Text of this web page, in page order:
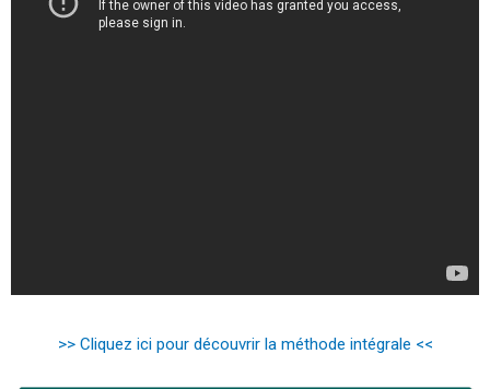
>> Cliquez ici pour découvrir la méthode intégrale <<